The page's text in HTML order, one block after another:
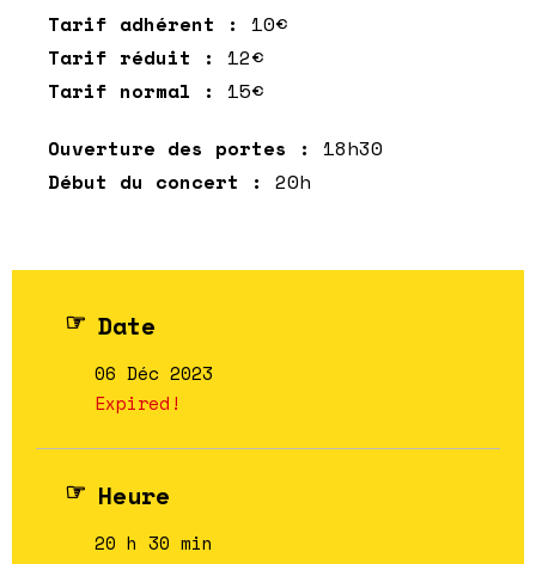
Tarif adhérent :
10€
Tarif réduit :
12€
Tarif normal :
15€
Ouverture des portes :
18h30
Début du concert : 20h
Date
06 Déc 2023
Expired!
Heure
20 h 30 min